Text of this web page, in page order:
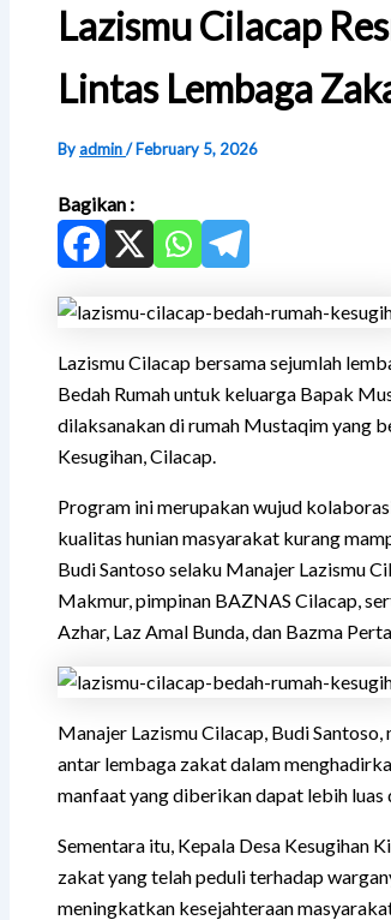
Lazismu Cilacap
Lintas Lembaga
By admin/February 5, 2026
Bagikan :
Lazismu Cilacap bersama sejumlah
Bedah Rumah untuk keluarga Bapak
dilaksanakan di rumah Mustaqim yang
Kesugihan, Cilacap.
Program ini merupakan wujud
kualitas hunian masyarakat kurang
Budi Santoso selaku Manajer Lazismu
Makmur, pimpinan BAZNAS Cilacap,
Azhar, Laz Amal Bunda, dan Bazma
Manajer Lazismu Cilacap, Budi
antar lembaga zakat dalam
manfaat yang diberikan dapat lebih luas
Sementara itu, Kepala Desa Kesugihan
zakat yang telah peduli terhadap
meningkatkan kesejahteraan